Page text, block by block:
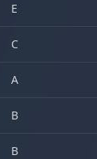
E
C
A
B
B